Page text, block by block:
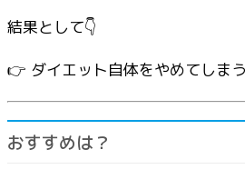
結果として👇
👉 ダイエット自体をやめてしま
おすすめは？